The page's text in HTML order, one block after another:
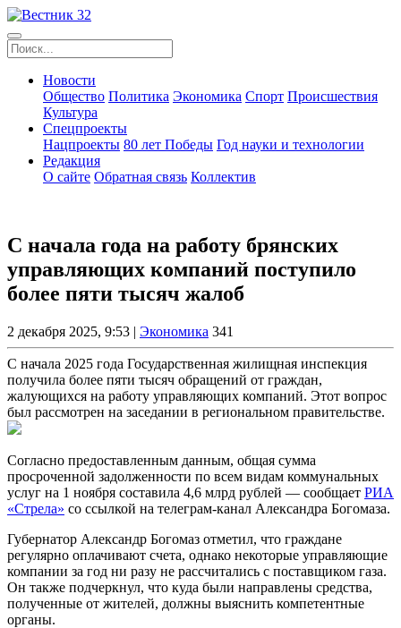
Новости
Общество Политика Экономика Спорт Происшествия
Культура
Спецпроекты
Нацпроекты 80 лет Победы Год науки и технологии
Редакция
О сайте Обратная связь Коллектив
С начала года на работу брянских
управляющих компаний поступило
более пяти тысяч жалоб
2 декабря 2025, 9:53 | Экономика 341
С начала 2025 года Государственная жилищная инспекция
получила более пяти тысяч обращений от граждан,
жалующихся на работу управляющих компаний. Этот вопрос
был рассмотрен на заседании в региональном правительстве.
Согласно предоставленным данным, общая сумма
просроченной задолженности по всем видам коммунальных
услуг на 1 ноября составила 4,6 млрд рублей — сообщает РИА
«Стрела» со ссылкой на телеграм-канал Александра Богомаза.
Губернатор Александр Богомаз отметил, что граждане
регулярно оплачивают счета, однако некоторые управляющие
компании за год ни разу не рассчитались с поставщиком газа.
Он также подчеркнул, что куда были направлены средства,
полученные от жителей, должны выяснить компетентные
органы.